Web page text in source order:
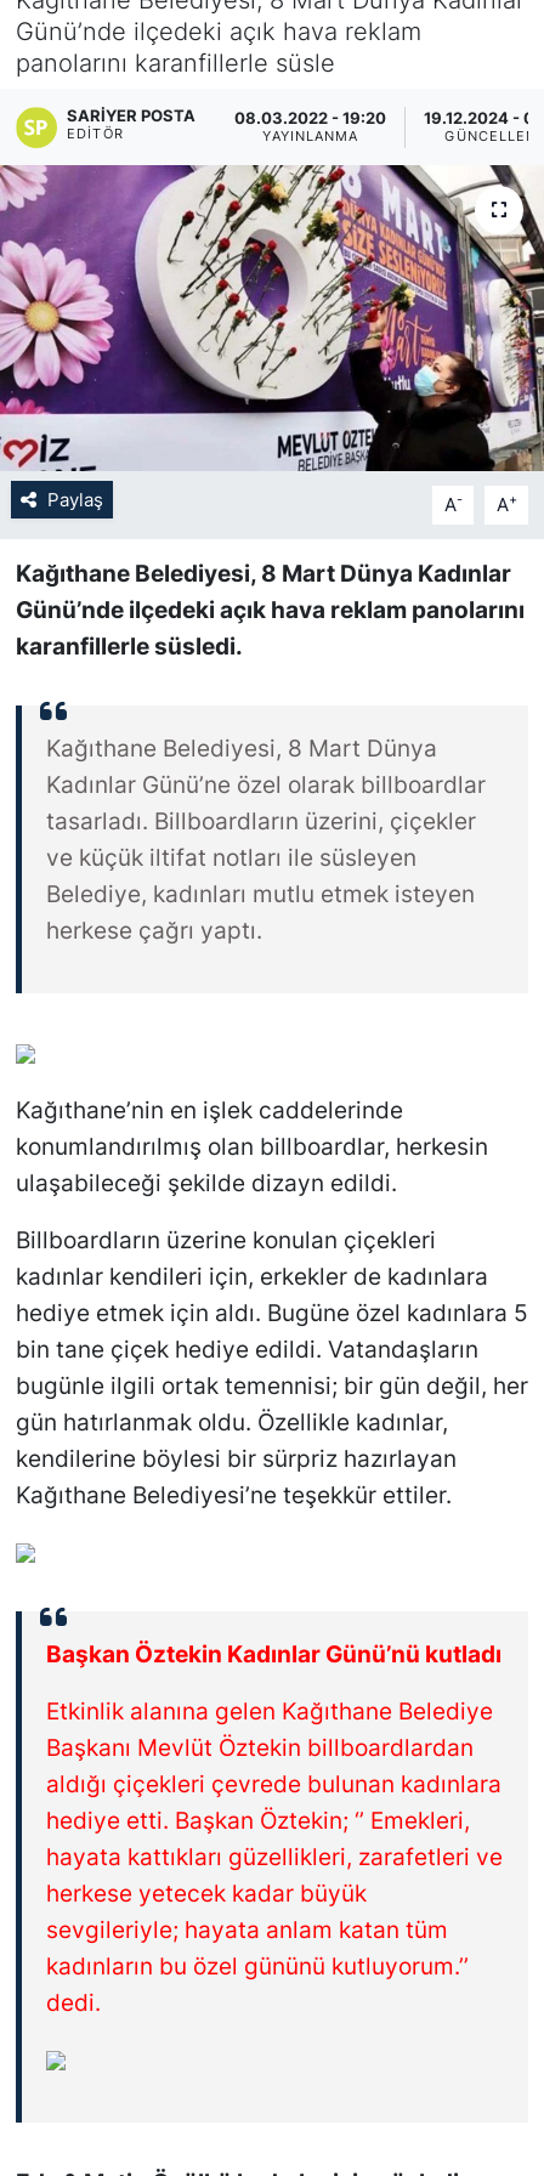
Günü’nde ilçedeki açık hava reklam
panolarını karanfillerle süsle
SARIYER POSTA
EDITÖR
08.03.2022 - 19:20
YAYINLANMA
19.12.2024 -
Paylaş A- A+
Kağıthane Belediyesi, 8 Mart Dünya Kadınlar
Günü’nde ilçedeki açık hava reklam panolarını
karanfillerle süsledi.
Kağıthane Belediyesi, 8 Mart Dünya
Kadınlar Günü’ne özel olarak billboardlar
tasarladı. Billboardların üzerini, çiçekler
ve küçük iltifat notları ile süsleyen
Belediye, kadınları mutlu etmek isteyen
herkese çağrı yaptı.
Kağıthane’nin en işlek caddelerinde
konumlandırılmış olan billboardlar, herkesin
ulaşabileceği şekilde dizayn edildi.
Billboardların üzerine konulan çiçekleri
kadınlar kendileri için, erkekler de kadınlara
hediye etmek için aldı. Bugüne özel kadınlara 5
bin tane çiçek hediye edildi. Vatandaşların
bugünle ilgili ortak temennisi; bir gün değil, her
gün hatırlanmak oldu. Özellikle kadınlar,
kendilerine böylesi bir sürpriz hazırlayan
Kağıthane Belediyesi’ne teşekkür ettiler.
Başkan Öztekin Kadınlar Günü’nü kutladı
Etkinlik alanına gelen Kağıthane Belediye
Başkanı Mevlüt Öztekin billboardlardan
aldığı çiçekleri çevrede bulunan kadınlara
hediye etti. Başkan Öztekin; ‘’ Emekleri,
hayata kattıkları güzellikleri, zarafetleri ve
herkese yetecek kadar büyük
sevgileriyle; hayata anlam katan tüm
kadınların bu özel gününü kutluyorum.’’
dedi.
KÖŞE YAZILARI
KÖŞE YAZILARI (Arşiv)
KÜLTÜR SANAT
MAGAZİN
RÖPORTAJ
SAĞLIK
SARIYER HABERLERİ
SARIYER İMAR BARIŞI
SİYASET
SON DAKİKA HABERİ
SPOR
TEKNOLOJİ
TÜRKİYE VE DÜNYA GÜNDEMİ
VİDEO GALERİ